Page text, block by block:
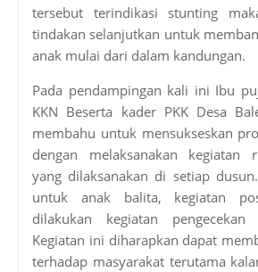
tersebut terindikasi stunting
tindakan selanjutkan untuk
anak mulai dari dalam kandungan.
Pada pendampingan kali ini Ibu
KKN Beserta kader PKK Desa
membahu untuk mensukseskan
dengan melaksanakan kegiatan
yang dilaksanakan di setiap
untuk anak balita, kegiatan
dilakukan kegiatan pengecekan
Kegiatan ini diharapkan dapat
terhadap masyarakat terutama